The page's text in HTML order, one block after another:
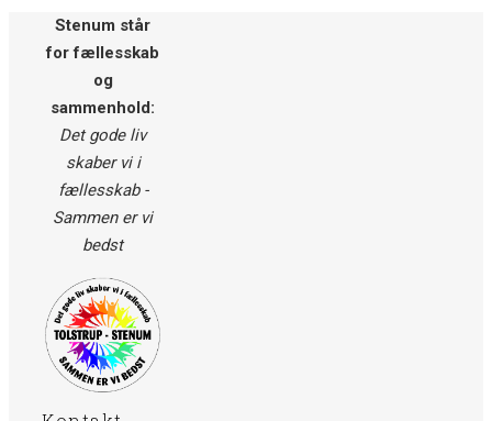
Stenum står
for fællesskab
og
sammenhold:
Det gode liv
skaber vi i
fællesskab -
Sammen er vi
bedst